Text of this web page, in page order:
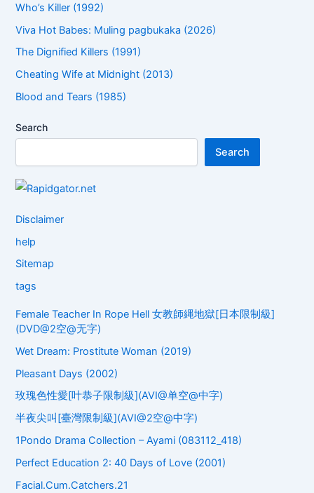
Who’s Killer (1992)
Viva Hot Babes: Muling pagbukaka (2026)
The Dignified Killers (1991)
Cheating Wife at Midnight (2013)
Blood and Tears (1985)
Search
Search
Disclaimer
help
Sitemap
tags
Female Teacher In Rope Hell 女教師縄地獄[日本限制級]
(DVD@2空@无字)
Wet Dream: Prostitute Woman (2019)
Pleasant Days (2002)
玫瑰色性愛[叶恭子限制級](AVI@单空@中字)
半夜尖叫[臺灣限制級](AVI@2空@中字)
1Pondo Drama Collection – Ayami (083112_418)
Perfect Education 2: 40 Days of Love (2001)
Facial.Cum.Catchers.21